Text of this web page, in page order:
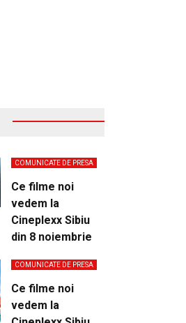
COMUNICATE DE PRESA
Ce filme noi
vedem la
Cineplexx Sibiu
din 8 noiembrie
COMUNICATE DE PRESA
Ce filme noi
vedem la